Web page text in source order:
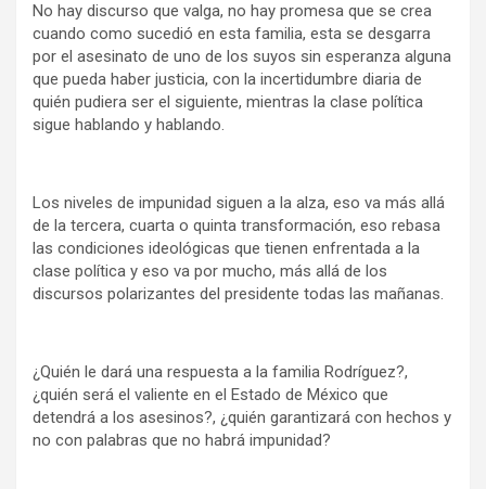
No hay discurso que valga, no hay promesa que se crea
cuando como sucedió en esta familia, esta se desgarra
por el asesinato de uno de los suyos sin esperanza alguna
que pueda haber justicia, con la incertidumbre diaria de
quién pudiera ser el siguiente, mientras la clase política
sigue hablando y hablando.
Los niveles de impunidad siguen a la alza, eso va más allá
de la tercera, cuarta o quinta transformación, eso rebasa
las condiciones ideológicas que tienen enfrentada a la
clase política y eso va por mucho, más allá de los
discursos polarizantes del presidente todas las mañanas.
¿Quién le dará una respuesta a la familia Rodríguez?,
¿quién será el valiente en el Estado de México que
detendrá a los asesinos?, ¿quién garantizará con hechos y
no con palabras que no habrá impunidad?